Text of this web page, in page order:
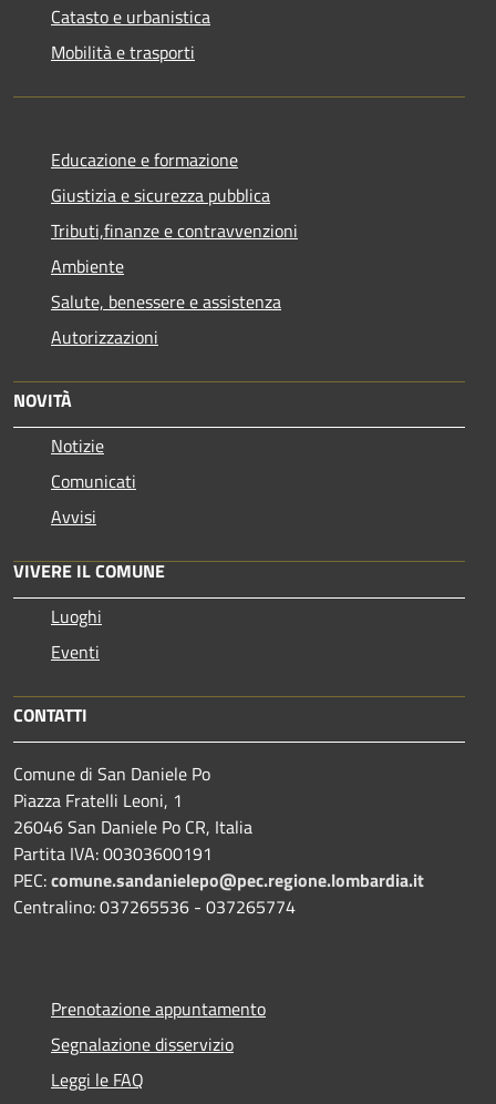
Catasto e urbanistica
Mobilità e trasporti
Educazione e formazione
Giustizia e sicurezza pubblica
Tributi,finanze e contravvenzioni
Ambiente
Salute, benessere e assistenza
Autorizzazioni
NOVITÀ
Notizie
Comunicati
Avvisi
VIVERE IL COMUNE
Luoghi
Eventi
CONTATTI
Comune di San Daniele Po
Piazza Fratelli Leoni, 1
26046 San Daniele Po CR, Italia
Partita IVA: 00303600191
PEC:comune.sandanielepo@pec.regione.lombardia.it
Centralino: 037265536 - 037265774
Prenotazione appuntamento
Segnalazione disservizio
Leggi le FAQ